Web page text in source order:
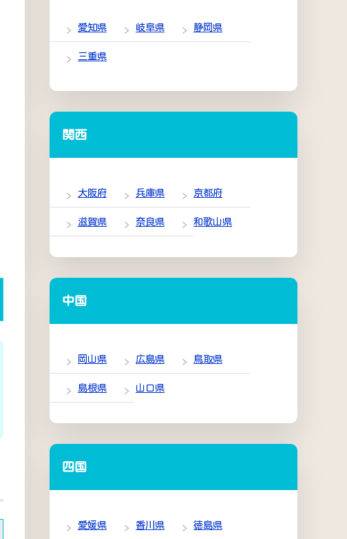
愛知県 岐阜県 静岡県
三重県
関西
大阪府 兵庫県 京都府
滋賀県 奈良県 和歌山県
中国
岡山県 広島県 鳥取県
島根県 山口県
四国
愛媛県 香川県 徳島県